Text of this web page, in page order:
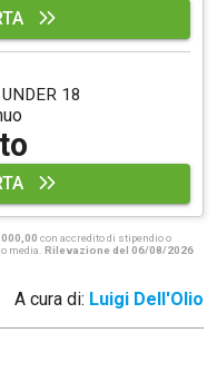
18
con accredito di stipendio o
media. Rilevazione del 06/08/2026
A cura di: Luigi Dell'Olio